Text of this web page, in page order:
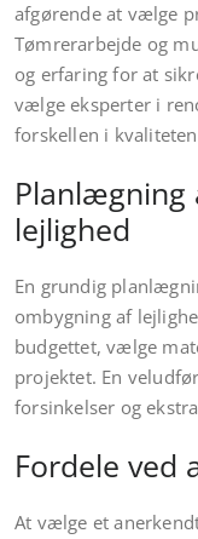
afgørende at vælge
Tømrerarbejde og
og erfaring for at
vælge eksperter i
forskellen i
Planlægning
lejlighed
En grundig
ombygning af
budgettet, vælge
projektet. En
forsinkelser og
Fordele ved
At vælge et